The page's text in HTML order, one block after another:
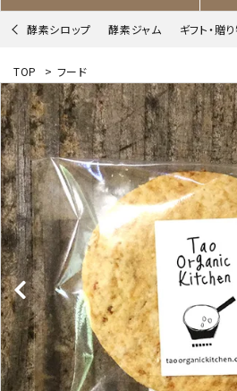
酵素シロップ 酵素ジャム ギフト・贈
TOP > フード